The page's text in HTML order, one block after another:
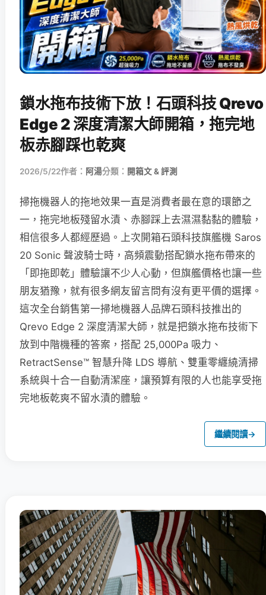
鎖水拖布技術下放！石頭科技 Qrevo
Edge 2 深度清潔大師開箱，拖完地
板赤腳踩也乾爽
2026/5/22作者： 阿湯分類： 開箱文 & 評測
掃拖機器人的拖地效果一直是消費者最在意的環節之
一，拖完地板殘留水漬、赤腳踩上去濕濕黏黏的體驗，
相信很多人都經歷過。上次開箱石頭科技旗艦機 Saros
20 Sonic 聲波騎士時，高頻震動搭配鎖水拖布帶來的
「即拖即乾」體驗讓不少人心動，但旗艦價格也讓一些
朋友猶豫，就有很多網友留言問有沒有更平價的選擇。
這次全台銷售第一掃地機器人品牌石頭科技推出的
Qrevo Edge 2 深度清潔大師，就是把鎖水拖布技術下
放到中階機種的答案，搭配 25,000Pa 吸力、
RetractSense™ 智慧升降 LDS 導航、雙重零纏繞清掃
系統與十合一自動清潔座，讓預算有限的人也能享受拖
完地板乾爽不留水漬的體驗。
繼續閱讀→